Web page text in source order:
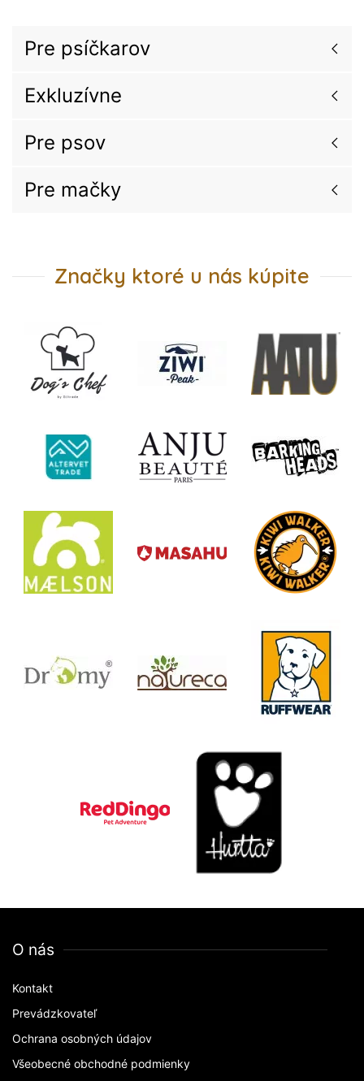
Pre psíčkarov
Exkluzívne
Pre psov
Pre mačky
Značky ktoré u nás kúpite
O nás
Kontakt
Prevádzkovateľ
Ochrana osobných údajov
Všeobecné obchodné podmienky